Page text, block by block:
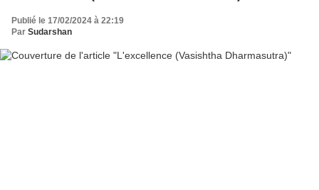
Publié le 17/02/2024 à 22:19
Par Sudarshan